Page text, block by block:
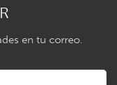
en tu correo.